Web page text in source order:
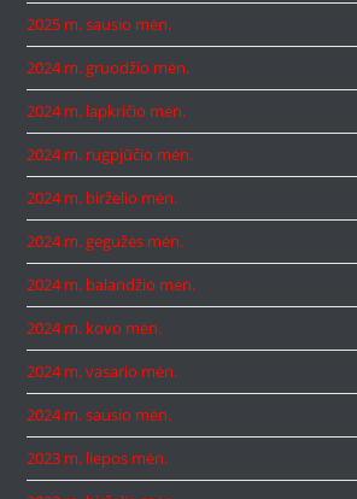
2025 m. sausio mėn.
2024 m. gruodžio mėn.
2024 m. lapkričio mėn.
2024 m. rugpjūčio mėn.
2024 m. birželio mėn.
2024 m. gegužės mėn.
2024 m. balandžio mėn.
2024 m. kovo mėn.
2024 m. vasario mėn.
2024 m. sausio mėn.
2023 m. liepos mėn.